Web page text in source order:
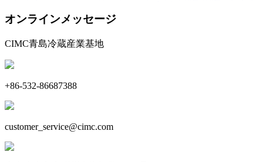
オンラインメッセージ
CIMC青島冷蔵産業基地
+86-532-86687388
customer_service@cimc.com